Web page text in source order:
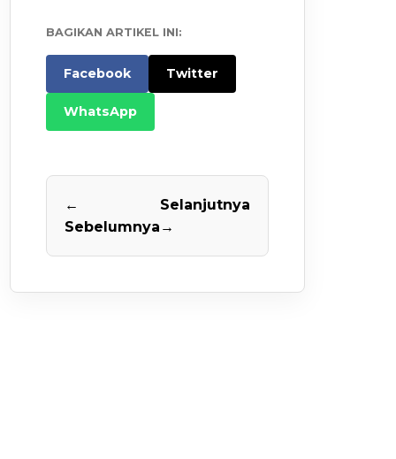
BAGIKAN ARTIKEL INI:
Facebook Twitter
WhatsApp
←
Sebelumnya
Selanjutnya
→